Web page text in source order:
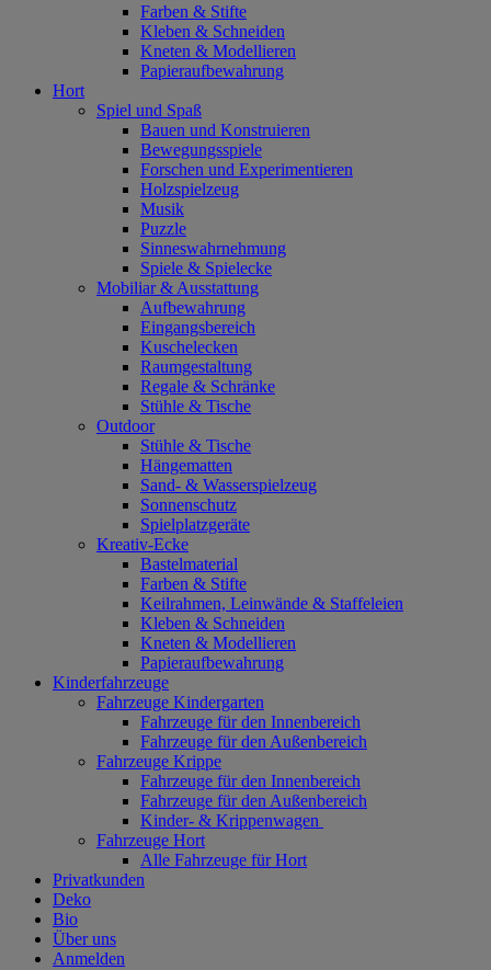
Farben & Stifte
Kleben & Schneiden
Kneten & Modellieren
Papieraufbewahrung
Hort
Spiel und Spaß
Bauen und Konstruieren
Bewegungsspiele
Forschen und Experimentieren
Holzspielzeug
Musik
Puzzle
Sinneswahrnehmung
Spiele & Spielecke
Mobiliar & Ausstattung
Aufbewahrung
Eingangsbereich
Kuschelecken
Raumgestaltung
Regale & Schränke
Stühle & Tische
Outdoor
Stühle & Tische
Hängematten
Sand- & Wasserspielzeug
Sonnenschutz
Spielplatzgeräte
Kreativ-Ecke
Bastelmaterial
Farben & Stifte
Keilrahmen, Leinwände & Staffeleien
Kleben & Schneiden
Kneten & Modellieren
Papieraufbewahrung
Kinderfahrzeuge
Fahrzeuge Kindergarten
Fahrzeuge für den Innenbereich
Fahrzeuge für den Außenbereich
Fahrzeuge Krippe
Fahrzeuge für den Innenbereich
Fahrzeuge für den Außenbereich
Kinder- & Krippenwagen
Fahrzeuge Hort
Alle Fahrzeuge für Hort
Privatkunden
Deko
Bio
Über uns
Anmelden